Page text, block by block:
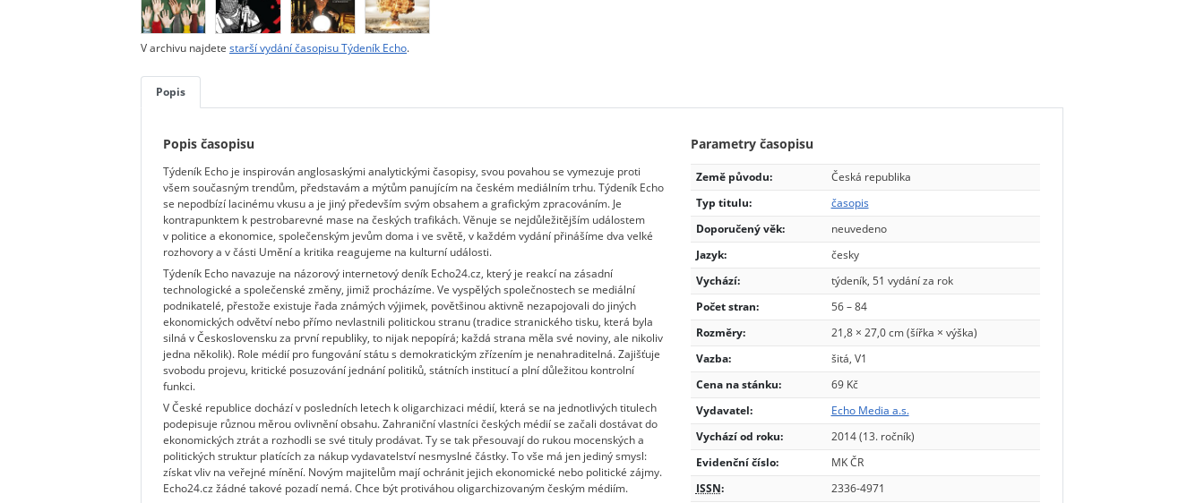
V archivu najdete starší vydání časopisu Týdeník Echo.
Popis
Popis časopisu
Týdeník Echo je inspirován anglosaskými analytickými časopisy, svou povahou se vymezuje proti
všem současným trendům, představám a mýtům panujícím na českém mediálním trhu. Týdeník Echo
se nepodbízí lacinému vkusu a je jiný především svým obsahem a grafickým zpracováním. Je
kontrapunktem k pestrobarevné mase na českých trafikách. Věnuje se nejdůležitějším událostem
v politice a ekonomice, společenským jevům doma i ve světě, v každém vydání přinášíme dva velké
rozhovory a v části Umění a kritika reagujeme na kulturní události.
Týdeník Echo navazuje na názorový internetový deník Echo24.cz, který je reakcí na zásadní
technologické a společenské změny, jimiž procházíme. Ve vyspělých společnostech se mediální
podnikatelé, přestože existuje řada známých výjimek, povětšinou aktivně nezapojovali do jiných
ekonomických odvětví nebo přímo nevlastnili politickou stranu (tradice stranického tisku, která byla
silná v Československu za první republiky, to nijak nepopírá; každá strana měla své noviny, ale nikoliv
jedna několik). Role médií pro fungování státu s demokratickým zřízením je nenahraditelná. Zajišťuje
svobodu projevu, kritické posuzování jednání politiků, státních institucí a plní důležitou kontrolní
funkci.
V České republice dochází v posledních letech k oligarchizaci médií, která se na jednotlivých titulech
podepisuje různou měrou ovlivnění obsahu. Zahraniční vlastníci českých médií se začali dostávat do
ekonomických ztrát a rozhodli se své tituly prodávat. Ty se tak přesouvají do rukou mocenských a
politických struktur platících za nákup vydavatelství nesmyslné částky. To vše má jen jediný smysl:
získat vliv na veřejné mínění. Novým majitelům mají ochránit jejich ekonomické nebo politické zájmy.
Echo24.cz žádné takové pozadí nemá. Chce být protiváhou oligarchizovaným českým médiím.
Parametry časopisu
Země původu:
Česká republika
Typ titulu:
časopis
Doporučený věk:
neuvedeno
Jazyk:
česky
Vychází:
týdeník, 51 vydání za rok
Počet stran:
56 – 84
Rozměry:
21,8 × 27,0 cm (šířka × výška)
Vazba:
šitá, V1
Cena na stánku:
69 Kč
Vydavatel:
Echo Media a.s.
Vychází od roku:
2014 (13. ročník)
Evidenční číslo:
MK ČR
ISSN:
2336-4971